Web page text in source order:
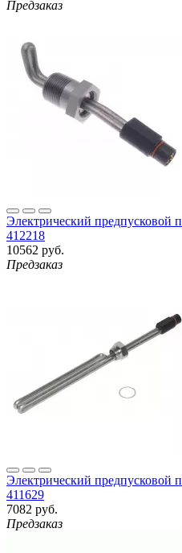
Предзаказ
Электрический предпусковой
412218
10562 руб.
Предзаказ
Электрический предпусковой
411629
7082 руб.
Предзаказ